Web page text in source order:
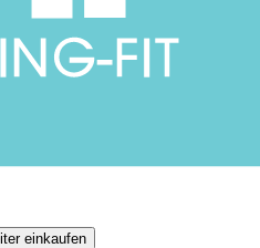
einkaufen